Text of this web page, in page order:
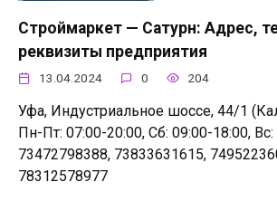
Строймаркет — Сатурн: Адрес,
реквизиты предприятия
13.04.2024 0 204
Уфа, Индустриальное шоссе, 44/1
Пн-Пт: 07:00-20:00, Сб: 09:00-18:00,
73472798388, 73833631615,
78312578977